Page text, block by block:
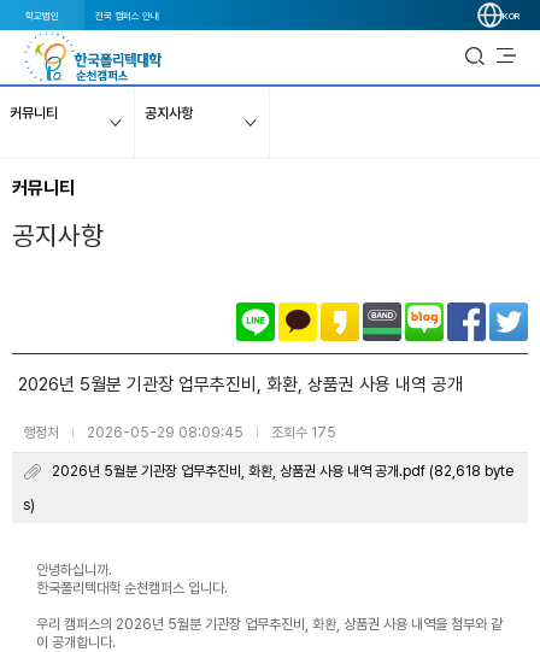
학교법인 전국 캠퍼스 안내 KOR
커뮤니티 공지사항
커뮤니티
공지사항
2026년 5월분 기관장 업무추진비, 화환, 상품권 사용 내역 공개
행정처 | 2026-05-29 08:09:45 | 조회수 175
2026년 5월분 기관장 업무추진비, 화환, 상품권 사용 내역 공개.pdf (82,618 byte
s)
안녕하십니까.
한국폴리텍대학 순천캠퍼스 입니다.
우리 캠퍼스의 2026년 5월분 기관장 업무추진비, 화환, 상품권 사용 내역을 첨부와 같
이 공개합니다.